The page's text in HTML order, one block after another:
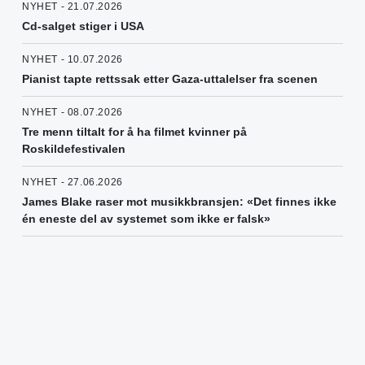
NYHET - 21.07.2026
Cd-salget stiger i USA
NYHET - 10.07.2026
Pianist tapte rettssak etter Gaza-uttalelser fra scenen
NYHET - 08.07.2026
Tre menn tiltalt for å ha filmet kvinner på
Roskildefestivalen
NYHET - 27.06.2026
James Blake raser mot musikkbransjen: «Det finnes ikke
én eneste del av systemet som ikke er falsk»